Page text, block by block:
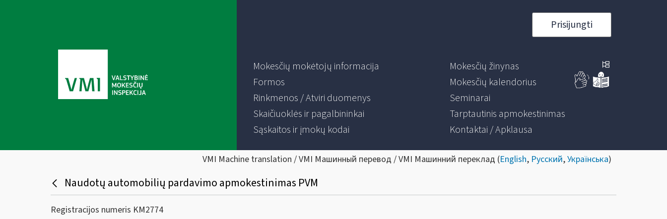
Prisijungti
Mokesčių mokėtojų informacija
Formos
Rinkmenos / Atviri duomenys
Skaičiuoklės ir pagalbininkai
Sąskaitos ir įmokų kodai
Mokesčių žinynas
Mokesčių kalendorius
Seminarai
Tarptautinis apmokestinimas
Kontaktai / Apklausa
VMI Machine translation / VMI Машинный перевод / VMI Машинний переклад (English, Русский,Українська)
Naudotų automobilių pardavimo apmokestinimas PVM
Registracijos numeris KM2774